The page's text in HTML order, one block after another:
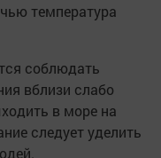
температура
соблюдать
вблизи слабо
в море на
следует уделить